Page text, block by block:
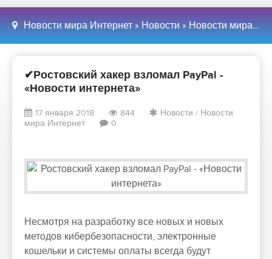
Новости мира Интернет » Новости » Новости мира Интернет
✔Ростовский хакер взломал PayPal -
«Новости интернета»
17 января 2018 844 Новости / Новости
мира Интернет
0
Несмотря на разработку все новых и новых
методов кибербезопасности, электронные
кошельки и системы оплаты всегда будут